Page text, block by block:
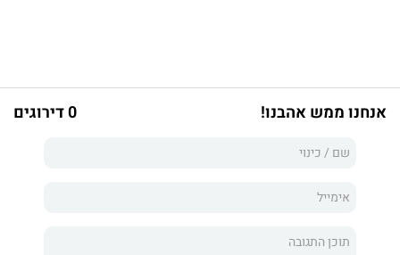
אנחנו ממש אהבנו! 0 דירוגים